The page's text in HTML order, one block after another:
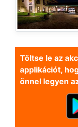
Töltse le az
applikációt,
önnel legyen